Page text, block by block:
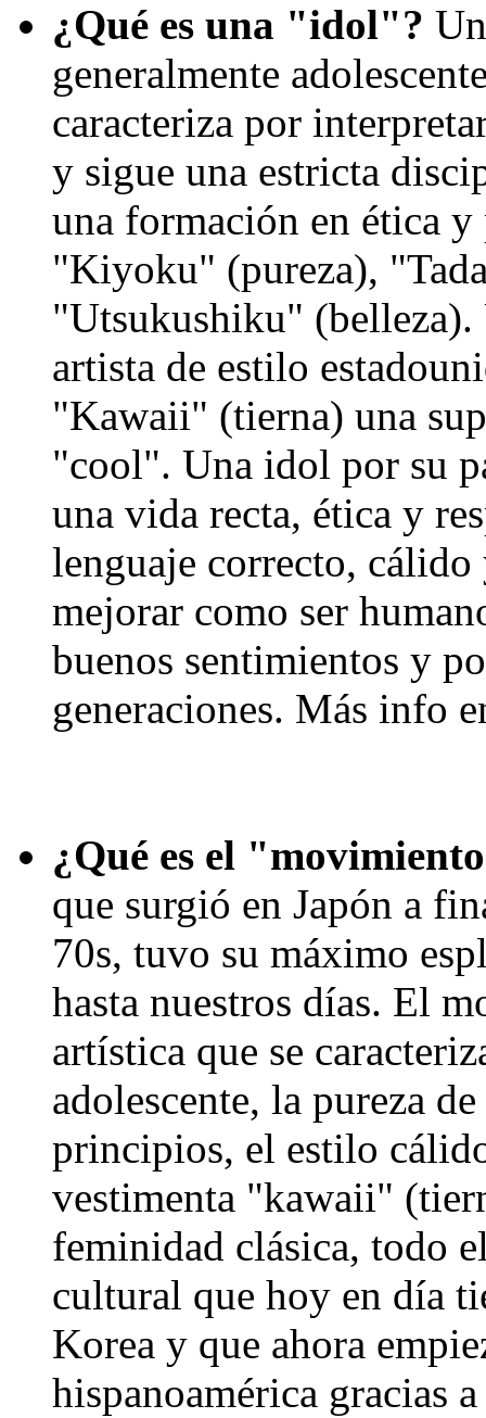
¿Qué es una "idol"?
generalmente
caracteriza por
y sigue una estricta
una formación en ética
"Kiyoku" (pureza),
"Utsukushiku"
artista de estilo
"Kawaii" (tierna) una
"cool". Una idol por su
una vida recta, ética y
lenguaje correcto, cálido
mejorar como ser
buenos sentimientos y
generaciones. Más info
¿Qué es el
que surgió en Japón a
70s, tuvo su máximo
hasta nuestros días. El
artística que se
adolescente, la pureza
principios, el estilo
vestimenta "kawaii"
feminidad clásica, todo
cultural que hoy en día
Korea y que ahora
hispanoamérica gracias